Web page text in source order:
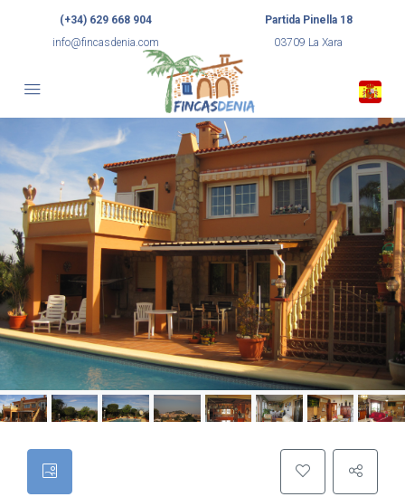
(+34) 629 668 904
info@fincasdenia.com
Partida Pinella 18
03709 La Xara